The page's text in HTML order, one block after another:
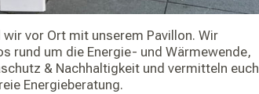
vor Ort mit unserem Pavillon. Wir
rund um die Energie- und Wärmewende,
& Nachhaltigkeit und vermitteln euch
Energieberatung.